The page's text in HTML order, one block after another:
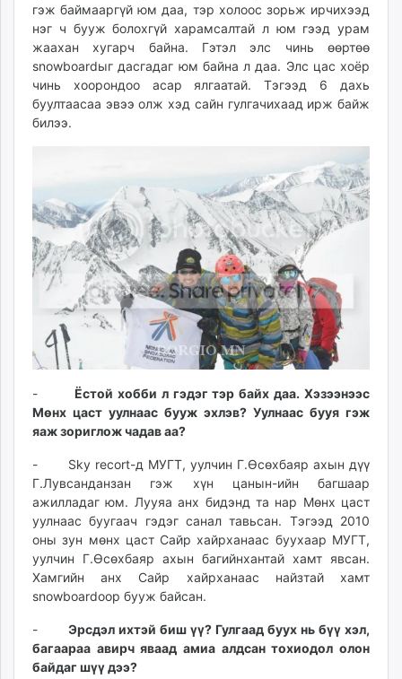
гэж баймааргүй юм даа, тэр холоос зорьж ирчихээд
нэг ч бууж болохгүй харамсалтай л юм гээд урам
жаахан хугарч байна. Гэтэл элс чинь өөртөө
snowboardыг дасгадаг юм байна л даа. Элс цас хоёр
чинь хоорондоо асар ялгаатай. Тэгээд 6 дахь
буултаасаа эвээ олж хэд сайн гулгачихаад ирж байж
билээ.
- Ёстой хобби л гэдэг тэр байх даа. Хэзээнээс
Мөнх цаст уулнаас бууж эхлэв? Уулнаас бууя гэж
яаж зориглож чадав аа?
- Sky recort-д МУГТ, уулчин Г.Өсөхбаяр ахын дүү
Г.Лувсанданзан гэж хүн цанын-ийн багшаар
ажилладаг юм. Лууяа анх бидэнд та нар Мөнх цаст
уулнаас буугаач гэдэг санал тавьсан. Тэгээд 2010
оны зун мөнх цаст Сайр хайрханаас буухаар МУГТ,
уулчин Г.Өсөхбаяр ахын багийнхантай хамт явсан.
Хамгийн анх Сайр хайрханаас найзтай хамт
snowboardоор бууж байсан.
- Эрсдэл ихтэй биш үү? Гулгаад буух нь бүү хэл,
багаараа авирч яваад амиа алдсан тохиодол олон
байдаг шүү дээ?